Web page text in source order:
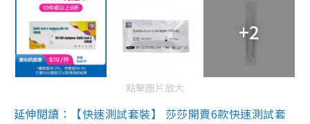
+2
點擊圖片放大
延伸閱讀：【快速測試套裝】 莎莎開賣6款快速測試套